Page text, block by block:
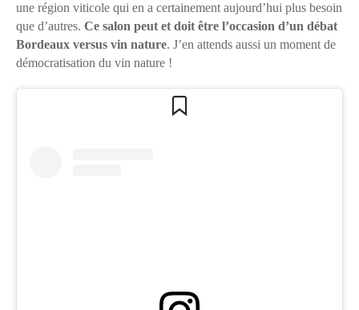
une région viticole qui en a certainement aujourd’hui plus besoin
que d’autres. Ce salon peut et doit être l’occasion d’un débat
Bordeaux versus vin nature. J’en attends aussi un moment de
démocratisation du vin nature !